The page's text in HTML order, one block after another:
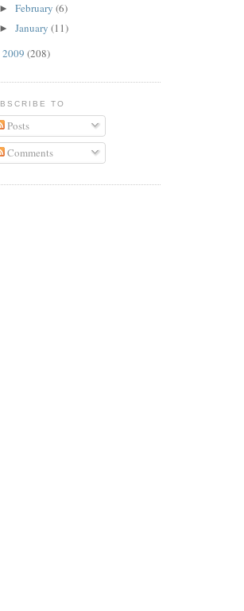
► February (6)
► January (11)
2009 (208)
TO
Posts
Comments